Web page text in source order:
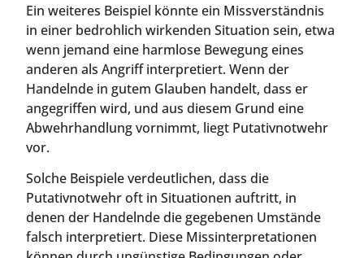
Ein weiteres Beispiel könnte ein Missverständnis
in einer bedrohlich wirkenden Situation sein, etwa
wenn jemand eine harmlose Bewegung eines
anderen als Angriff interpretiert. Wenn der
Handelnde in gutem Glauben handelt, dass er
angegriffen wird, und aus diesem Grund eine
Abwehrhandlung vornimmt, liegt Putativnotwehr
vor.
Solche Beispiele verdeutlichen, dass die
Putativnotwehr oft in Situationen auftritt, in
denen der Handelnde die gegebenen Umstände
falsch interpretiert. Diese Missinterpretationen